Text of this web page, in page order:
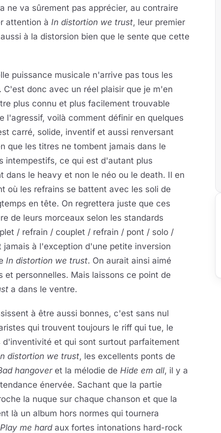
ne va sûrement pas apprécier, au contraire
attention à In distortion we trust, leur premier
à la distorsion bien que le sente que cette
puissance musicale n'arrive pas tous les
donc avec un réel plaisir que je m'en
plus connu et plus facilement trouvable
l'agressif, voilà comment définir en quelques
carré, solide, inventif et aussi renversant
que les titres ne tombent jamais dans le
intempestifs, ce qui est d'autant plus
dans le heavy et non le néo ou le death. Il en
où les refrains se battent avec les soli de
en tête. On regrettera juste que ces
de leurs morceaux selon les standards
/ refrain / couplet / refrain / pont / solo /
à l'exception d'une petite inversion
In distortion we trust. On aurait ainsi aimé
personnelles. Mais laissons ce point de
a dans le ventre.
à être aussi bonnes, c'est sans nul
qui trouvent toujours le riff qui tue, le
et qui sont surtout parfaitement
distortion we trust, les excellents ponts de
hangoveret la mélodie de Hide em all, il y a
énervée. Sachant que la partie
la nuque sur chaque chanson et que la
là un album hors normes qui tournera
Play me hardaux fortes intonations hard-rock